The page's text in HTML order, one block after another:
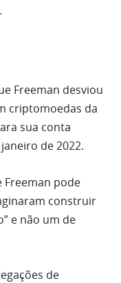
Freeman desviou
criptomoedas da
sua conta
de 2022.
pode
construir
e não um de
de